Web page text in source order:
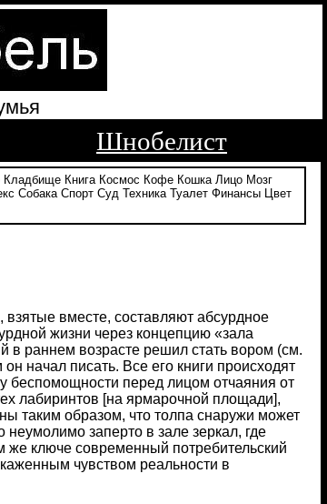
Шнобелист
Кладбище Книга Космос Кофе Кошка Лицо Мозг
Собака Спорт Суд Техника Туалет Финансы
Цвет
вместе, составляют абсурдное
жизни через концепцию «зала
в раннем возрасте решил стать вором (см.
начал писать. Все его книги происходят
перед лицом отчаяния от
лабиринтов [на ярмарочной площади],
таким образом, что толпа снаружи может
заперто в зале зеркал, где
же ключе современный потребительский
чувством реальности в